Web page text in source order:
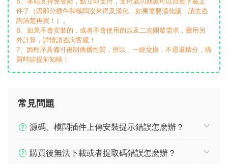
件了（因部分插件和模闆沒來得及漢化，如果需要漢化版，請先咨
詢清楚再買！）。
6、如果不會安裝的，或者不會使用的以及二次開發需求，費用另
外計算，詳情請咨詢客服！
7、因程序具備可複制傳播性質，所以，一經兌換，不退還積分，購
買時請提前知曉！
常見問題
源碼、模闆插件上傳安裝提示錯誤怎麽辦？
購買後無法下載或者提取碼錯誤怎麽辦？